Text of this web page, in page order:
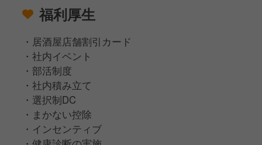
福利厚生
・居酒屋店舗割引カード
・社内イベント
・部活制度
・社内積み立て
・選択制DC
・まかない控除
・インセンティブ